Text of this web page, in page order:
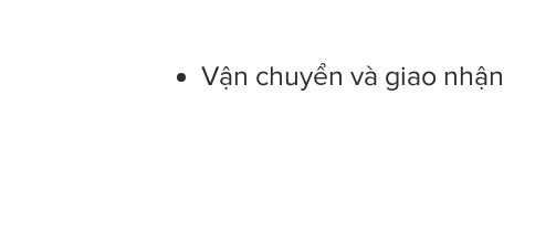
Vận chuyển và giao nhận